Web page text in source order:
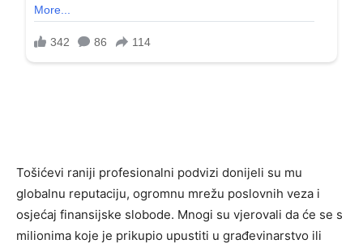
Tošićevi raniji profesionalni podvizi donijeli su mu
globalnu reputaciju, ogromnu mrežu poslovnih veza i
osjećaj finansijske slobode. Mnogi su vjerovali da će se s
milionima koje je prikupio upustiti u građevinarstvo ili